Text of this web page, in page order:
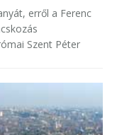
erről a Ferenc